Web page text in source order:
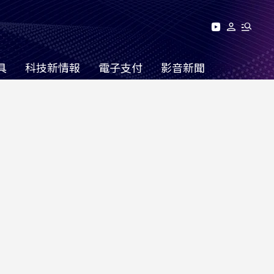
科技新情報 電子支付 影音新聞